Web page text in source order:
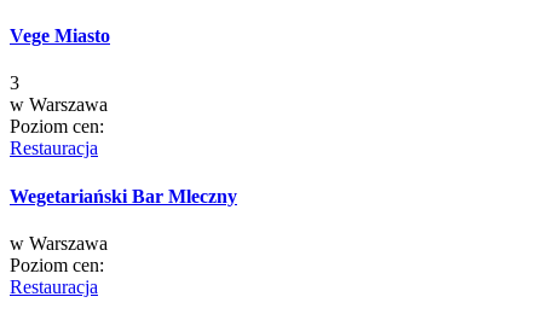
Vege Miasto
3
w Warszawa
Poziom cen:
Restauracja
Wegetariański Bar Mleczny
w Warszawa
Poziom cen:
Restauracja